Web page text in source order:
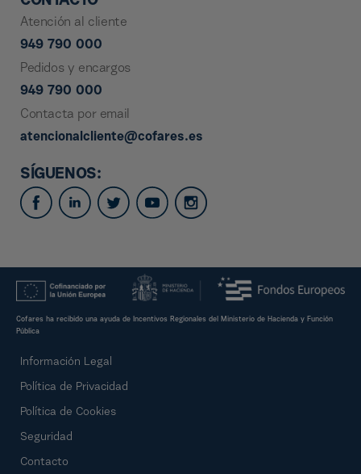
Atención al cliente
949 790 000
Pedidos y encargos
949 790 000
Contacta por email
atencionalcliente@cofares.es
SÍGUENOS:
Cofares ha recibido una ayuda de Incentivos Regionales del Ministerio de Hacienda y Función
Pública
Información Legal
Política de Privacidad
Política de Cookies
Seguridad
Contacto